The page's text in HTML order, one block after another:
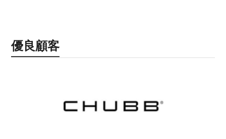
優良顧客